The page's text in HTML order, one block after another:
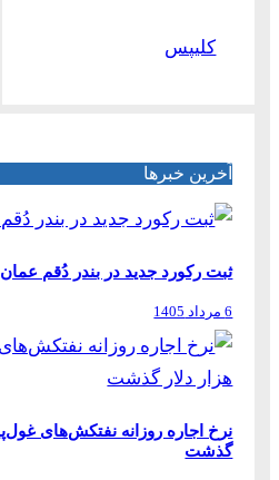
کلیپس
آخرین خبرها
ثبت رکورد جدید در بندر دُقم عمان
6 مرداد 1405
گذشت